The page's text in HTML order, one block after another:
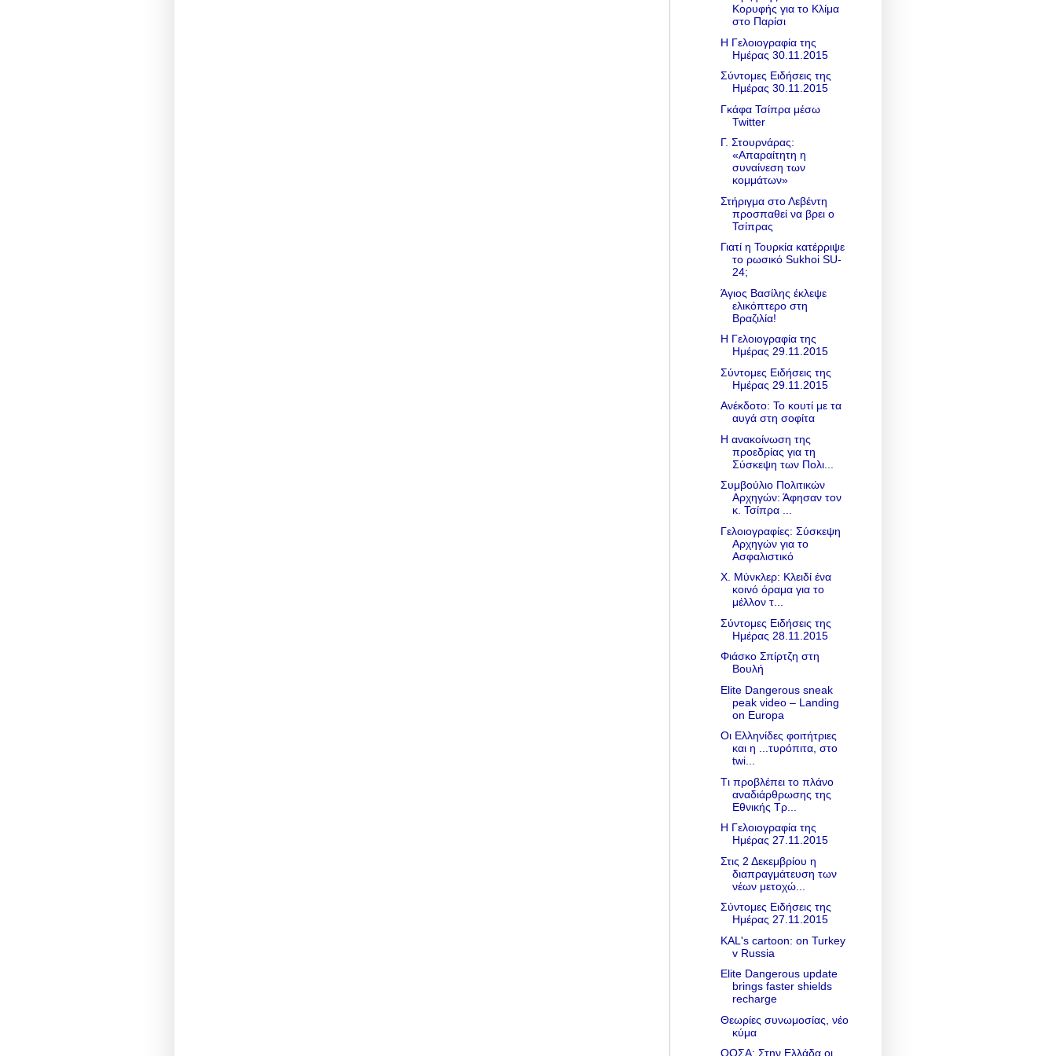
Κορυφής για το Κλίμα
στο Παρίσι
Η Γελοιογραφία της
Ημέρας 30.11.2015
Σύντομες Ειδήσεις της
Ημέρας 30.11.2015
Γκάφα Τσίπρα μέσω
Twitter
Γ. Στουρνάρας:
«Απαραίτητη η
συναίνεση των
κομμάτων»
Στήριγμα στο Λεβέντη
προσπαθεί να βρει ο
Τσίπρας
Γιατί η Τουρκία κατέρριψε
το ρωσικό Sukhoi SU-
24;
Άγιος Βασίλης έκλεψε
ελικόπτερο στη
Βραζιλία!
Η Γελοιογραφία της
Ημέρας 29.11.2015
Σύντομες Ειδήσεις της
Ημέρας 29.11.2015
Ανέκδοτο: Το κουτί με τα
αυγά στη σοφίτα
Η ανακοίνωση της
προεδρίας για τη
Σύσκεψη των Πολι...
Συμβούλιο Πολιτικών
Αρχηγών: Άφησαν τον
κ. Τσίπρα ...
Γελοιογραφίες: Σύσκεψη
Αρχηγών για το
Ασφαλιστικό
Χ. Μύνκλερ: Κλειδί ένα
κοινό όραμα για το
μέλλον τ...
Σύντομες Ειδήσεις της
Ημέρας 28.11.2015
Φιάσκο Σπίρτζη στη
Βουλή
Elite Dangerous sneak
peak video – Landing
on Europa
Οι Ελληνίδες φοιτήτριες
και η ...τυρόπιτα, στο
twi...
Tι προβλέπει το πλάνο
αναδιάρθρωσης της
Εθνικής Τρ...
Η Γελοιογραφία της
Ημέρας 27.11.2015
Στις 2 Δεκεμβρίου η
διαπραγμάτευση των
νέων μετοχώ...
Σύντομες Ειδήσεις της
Ημέρας 27.11.2015
KAL's cartoon: on Turkey
v Russia
Elite Dangerous update
brings faster shields
recharge
Θεωρίες συνωμοσίας, νέο
κύμα
ΟΟΣΑ: Στην Ελλάδα οι